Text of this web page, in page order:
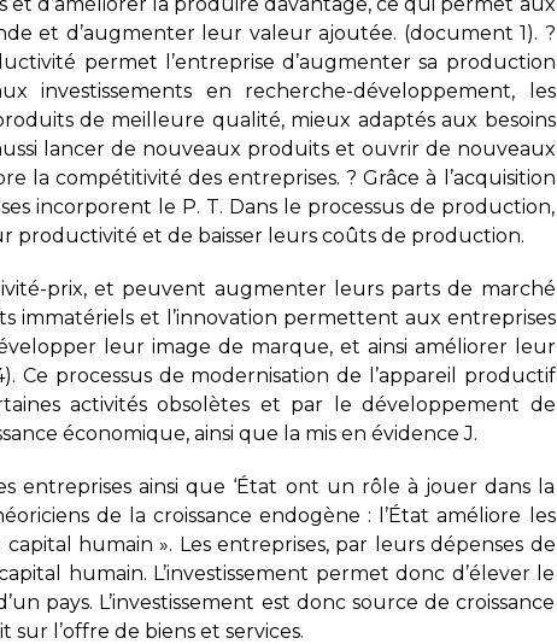
et d’augmenter leur valeur ajoutée. (document 1). ?
permet l’entreprise d’augmenter sa production
investissements en recherche-développement, les
de meilleure qualité, mieux adaptés aux besoins
lancer de nouveaux produits et ouvrir de nouveaux
la compétitivité des entreprises. ? Grâce à l’acquisition
incorporent le P. T. Dans le processus de production,
productivité et de baisser leurs coûts de production.
prix, et peuvent augmenter leurs parts de marché
immatériels et l’innovation permettent aux entreprises
leur image de marque, et ainsi améliorer leur
Ce processus de modernisation de l’appareil productif
activités obsolètes et par le développement de
économique, ainsi que la mis en évidence J.
entreprises ainsi que ‘État ont un rôle à jouer dans la
de la croissance endogène : l’État améliore les
humain ». Les entreprises, par leurs dépenses de
humain. L’investissement permet donc d’élever le
pays. L’investissement est donc source de croissance
l’offre de biens et services.